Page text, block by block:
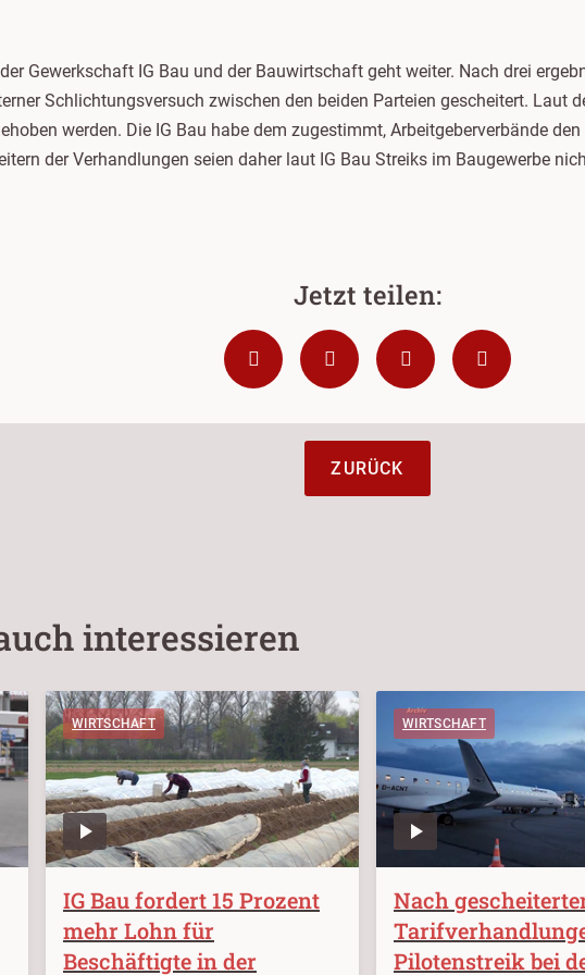
Gewerkschaft IG Bau und der Bauwirtschaft geht weiter. Nach drei
Schlichtungsversuch zwischen den beiden Parteien gescheitert. Laut
werden. Die IG Bau habe dem zugestimmt, Arbeitgeberverbände
der Verhandlungen seien daher laut IG Bau Streiks im Baugewerbe
ZURÜCK
interessieren
WIRTSCHAFT
IG Bau fordert 15 Prozent
mehr Lohn für
Beschäftigte in der
WIRTSCHAFT
Nach
Pilotenstreik bei